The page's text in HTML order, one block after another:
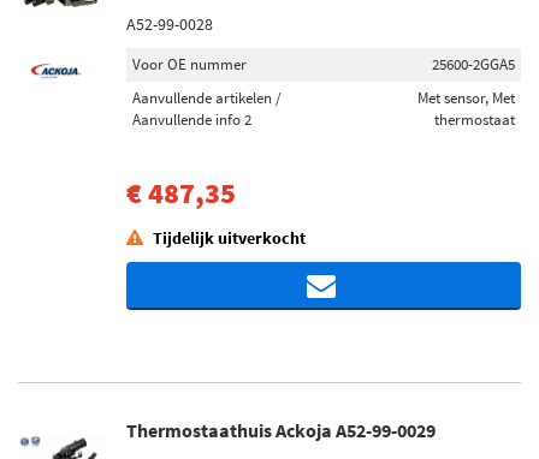
A52-99-0028
Voor OE nummer
25600-2GGA5
Aanvullende artikelen /
Aanvullende info 2
Met sensor, Met
thermostaat
€ 487,35
Tijdelijk uitverkocht
Thermostaathuis Ackoja A52-99-0029